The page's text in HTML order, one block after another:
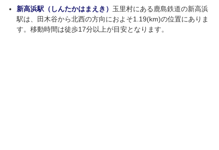
新高浜駅（しんたかはまえき） 玉里村にある鹿島鉄道の新高浜
駅は、田木谷から北西の方向におよそ1.19(km)の位置にありま
す。移動時間は徒歩17分以上が目安となります。